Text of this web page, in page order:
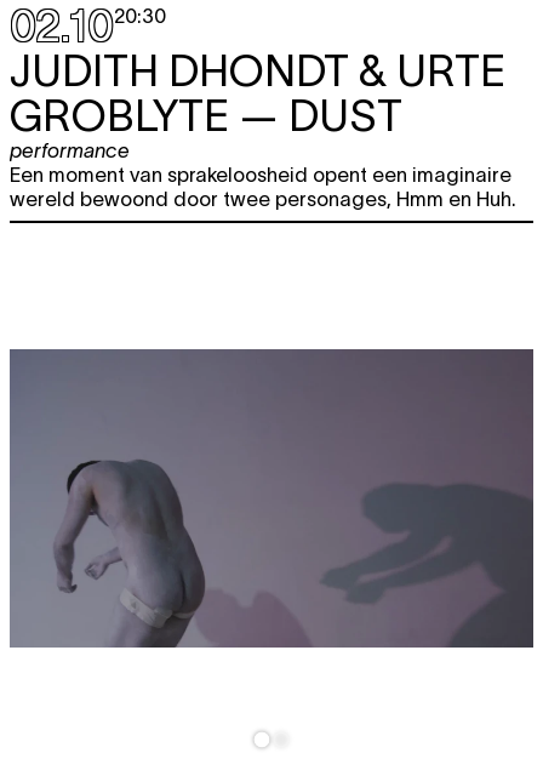
02.1020:30
JUDITH DHONDT & URTE
GROBLYTE — DUST
performance
Een moment van sprakeloosheid opent een imaginaire
wereld bewoond door twee personages, Hmm en Huh.